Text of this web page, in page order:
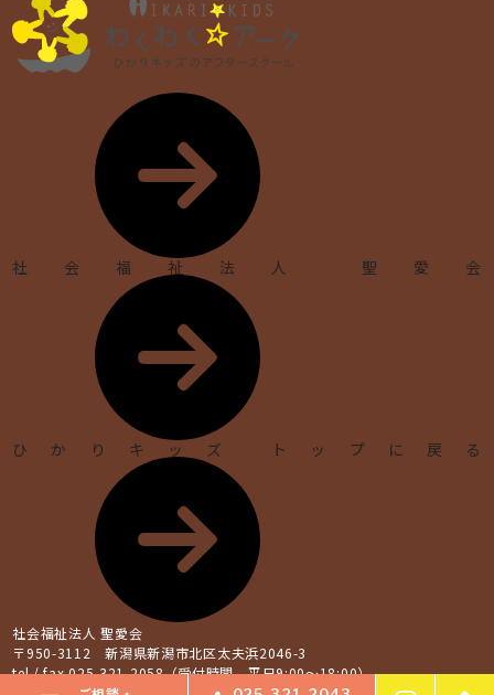
社会福祉法人 聖愛会
ひかりキッズ トップに戻る
社会福祉法人 聖愛会
〒950-3112 新潟県新潟市北区太夫浜2046-3
tel / fax 025-321-2058（受付時間 平日9:00～18:00）